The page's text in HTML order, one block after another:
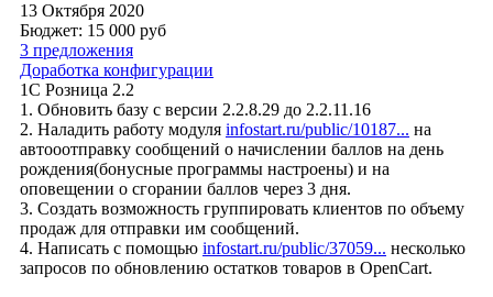
13 Октября 2020
Бюджет: 15 000 руб
3 предложения
Доработка конфигурации
1С Розница 2.2
1. Обновить базу с версии 2.2.8.29 до 2.2.11.16
2. Наладить работу модуля infostart.ru/public/10187... на
автооотправку сообщений о начислении баллов на день
рождения(бонусные программы настроены) и на
оповещении о сгорании баллов через 3 дня.
3. Создать возможность группировать клиентов по объему
продаж для отправки им сообщений.
4. Написать с помощью infostart.ru/public/37059... несколько
запросов по обновлению остатков товаров в OpenCart.